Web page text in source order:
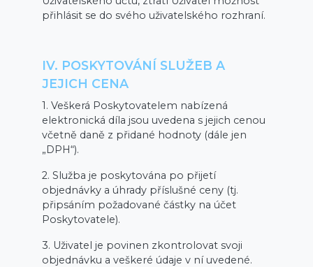
přihlásit se do svého uživatelského rozhraní.
IV. POSKYTOVÁNÍ SLUŽEB A
JEJICH CENA
1. Veškerá Poskytovatelem nabízená
elektronická díla jsou uvedena s jejich cenou
včetně daně z přidané hodnoty (dále jen
„DPH“).
2. Služba je poskytována po přijetí
objednávky a úhrady příslušné ceny (tj.
připsáním požadované částky na účet
Poskytovatele).
3. Uživatel je povinen zkontrolovat svoji
objednávku a veškeré údaje v ní uvedené.